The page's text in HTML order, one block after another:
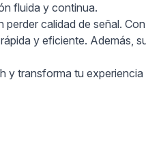
fluida y continua.
calidad de señal.
y eficiente. Además,
transforma tu